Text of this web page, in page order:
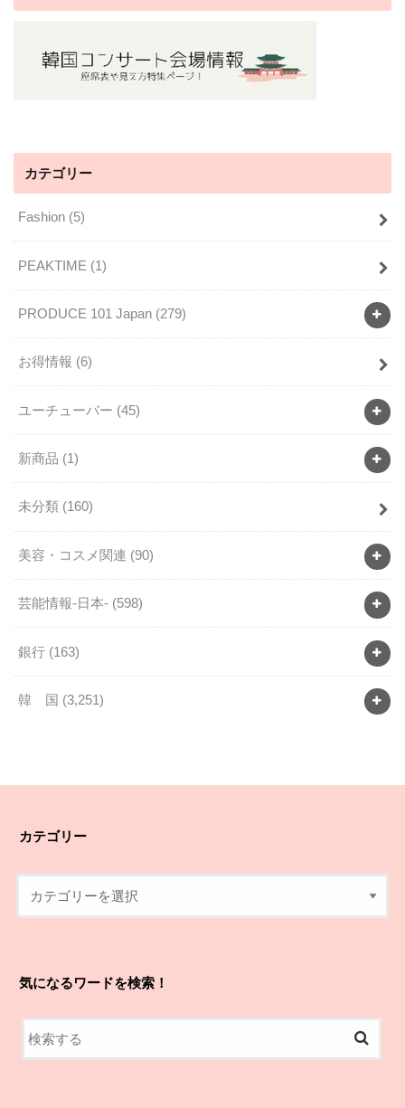
カテゴリー
Fashion (5)
PEAKTIME (1)
PRODUCE 101 Japan (279)
お得情報 (6)
ユーチューバー (45)
新商品 (1)
未分類 (160)
美容・コスメ関連 (90)
芸能情報-日本- (598)
銀行 (163)
韓 国 (3,251)
カテゴリー
気になるワードを検索！